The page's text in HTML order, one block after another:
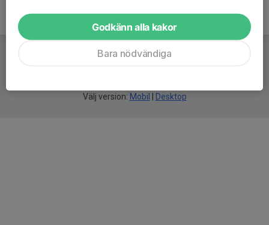
Välj version: Mobil Desktop
Godkänn alla kakor
Bara nödvändiga